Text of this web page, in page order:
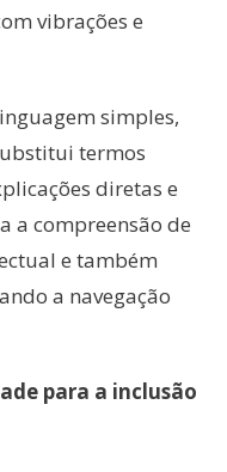
vibrações e
simples,
termos
diretas e
a compreensão de
e também
a navegação
para a inclusão